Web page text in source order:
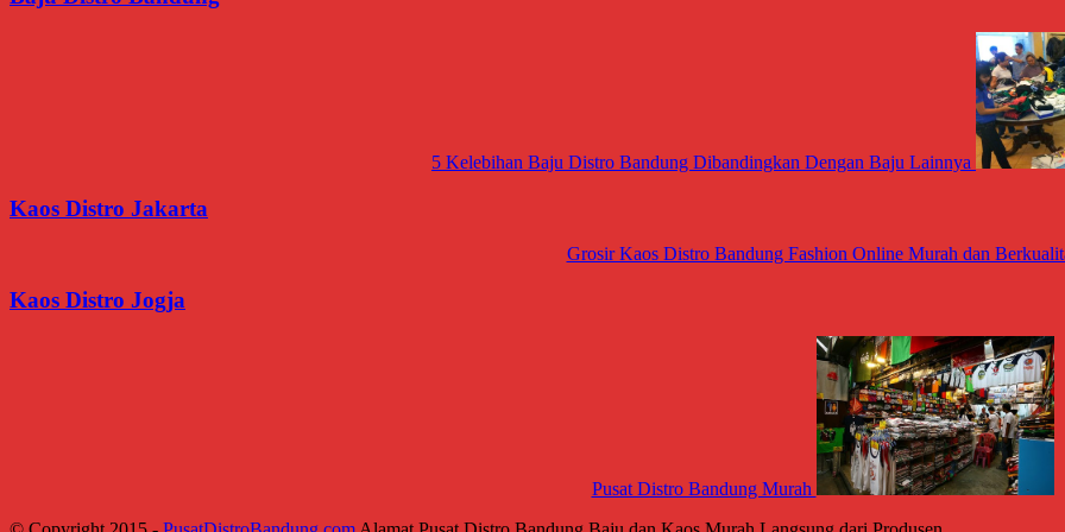
5 Kelebihan Baju Distro Bandung Dibandingkan Dengan Baju Lainnya
Kaos Distro Jakarta
Grosir Kaos Distro Bandung Fashion Online Murah dan
Kaos Distro Jogja
Pusat Distro Bandung Murah